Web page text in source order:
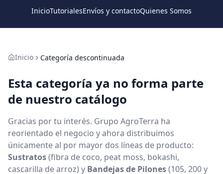
InicioTutorialesEnvíos y contactoQuienes Somos
Inicio Categoría descontinuada
Esta categoría ya no forma parte
de nuestro catálogo
Gracias por tu interés. Grupo AgroTerra ha
reorientado el negocio y ahora distribuimos
únicamente al por mayor dos líneas de producto:
Sustratos(fibra de coco, peat moss, bokashi,
cascarilla de arroz) y Bandejas de Pilones(105, 200 y